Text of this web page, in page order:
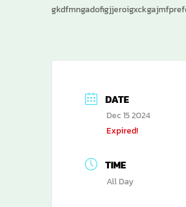
DATE
Dec 15 2024
Expired!
TIME
All Day